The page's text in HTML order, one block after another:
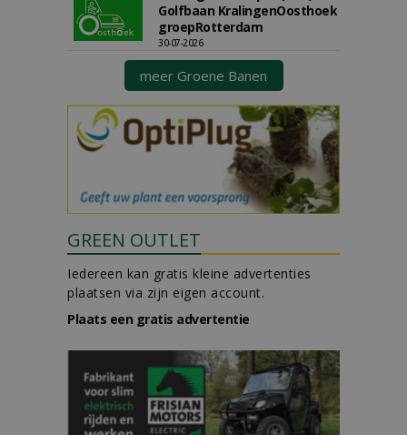
Golfbaan KralingenOosthoek
groepRotterdam
30-07-2026
meer Groene Banen
GREEN OUTLET
Iedereen kan gratis kleine advertenties
plaatsen via zijn eigen account.
Plaats een gratis advertentie